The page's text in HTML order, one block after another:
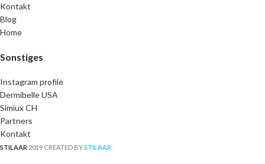
Kontakt
Blog
Home
Sonstiges
Instagram profile
Dermibelle USA
Simiux CH
Partners
Kontakt
STILAAR 2019 CREATED BYSTILAAR